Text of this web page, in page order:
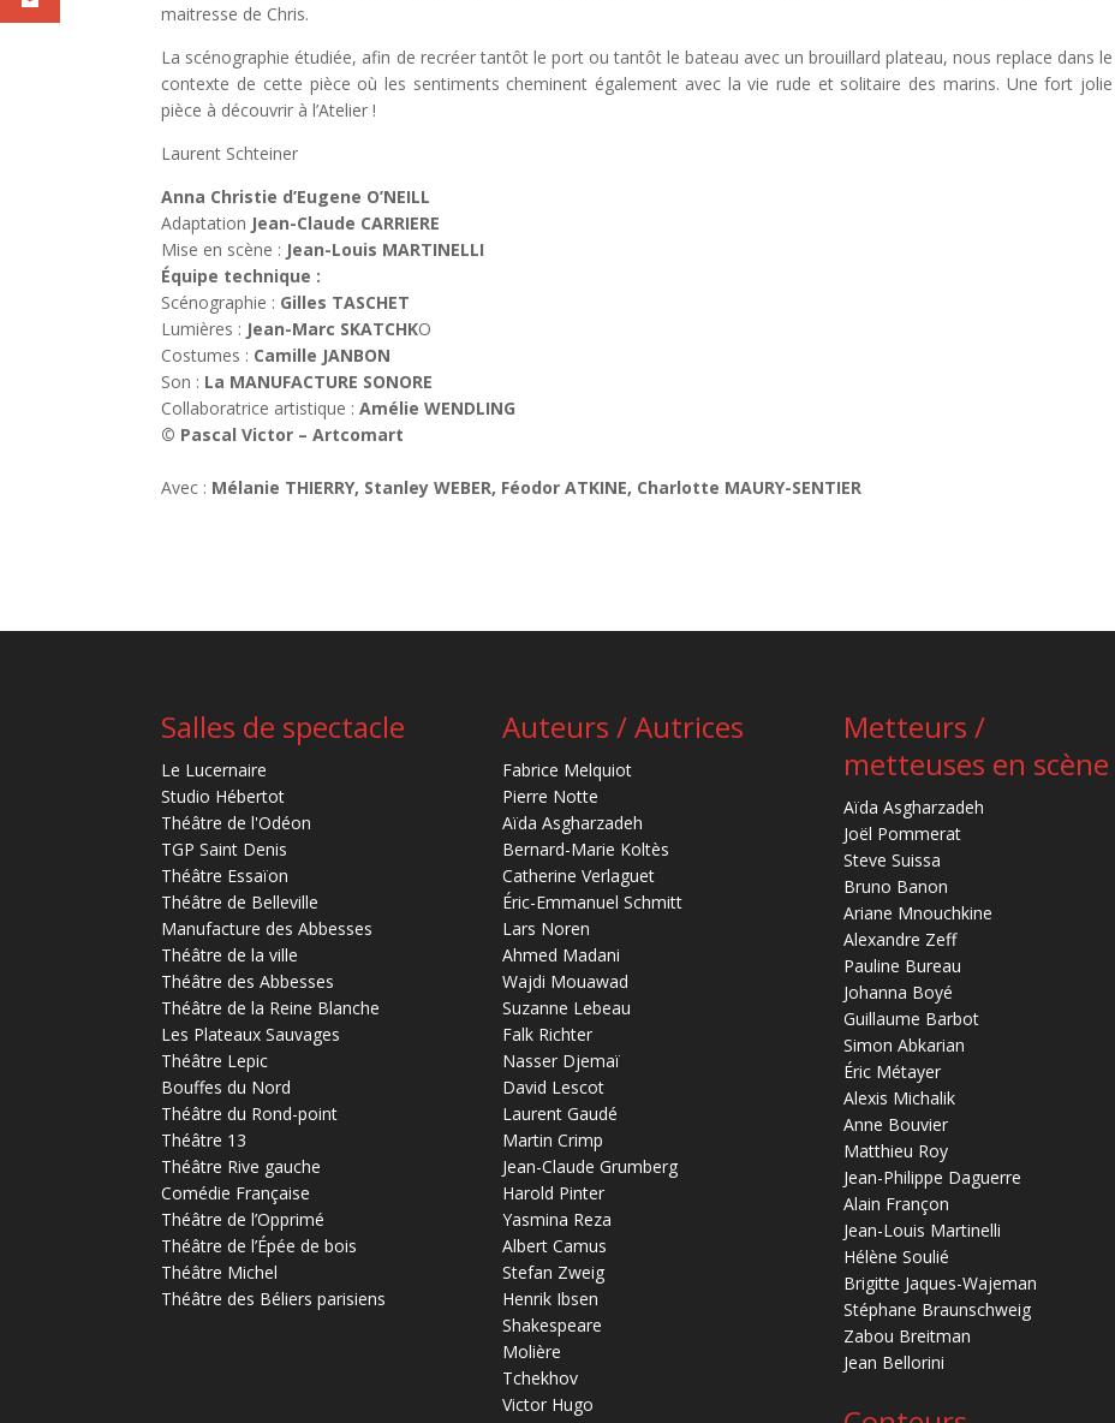
maitresse de Chris.
La scénographie étudiée, afin de recréer tantôt le port ou tantôt le bateau avec un brouillard plateau, nous replace dans le
contexte de cette pièce où les sentiments cheminent également avec la vie rude et solitaire des marins. Une fort jolie
pièce à découvrir à l’Atelier !
Laurent Schteiner
Anna Christie d’Eugene O’NEILL
Adaptation Jean-Claude CARRIERE
Mise en scène : Jean-Louis MARTINELLI
Équipe technique :
Scénographie : Gilles TASCHET
Lumières : Jean-Marc SKATCHKO
Costumes : Camille JANBON
Son : La MANUFACTURE SONORE
Collaboratrice artistique :Amélie WENDLING
© Pascal Victor – Artcomart
Avec : Mélanie THIERRY, Stanley WEBER, Féodor ATKINE, Charlotte MAURY-SENTIER
Salles de spectacle
Le Lucernaire
Studio Hébertot
Théâtre de l'Odéon
TGP Saint Denis
Théâtre Essaïon
Théâtre de Belleville
Manufacture des Abbesses
Théâtre de la ville
Théâtre des Abbesses
Théâtre de la Reine Blanche
Les Plateaux Sauvages
Théâtre Lepic
Bouffes du Nord
Théâtre du Rond-point
Théâtre 13
Théâtre Rive gauche
Comédie Française
Théâtre de l’Opprimé
Théâtre de l’Épée de bois
Théâtre Michel
Théâtre des Béliers parisiens
Auteurs / Autrices
Fabrice Melquiot
Pierre Notte
Aïda Asgharzadeh
Bernard-Marie Koltès
Catherine Verlaguet
Éric-Emmanuel Schmitt
Lars Noren
Ahmed Madani
Wajdi Mouawad
Suzanne Lebeau
Falk Richter
Nasser Djemaï
David Lescot
Laurent Gaudé
Martin Crimp
Jean-Claude Grumberg
Harold Pinter
Yasmina Reza
Albert Camus
Stefan Zweig
Henrik Ibsen
Shakespeare
Molière
Tchekhov
Victor Hugo
Metteurs /
metteuses en scène
Aïda Asgharzadeh
Joël Pommerat
Steve Suissa
Bruno Banon
Ariane Mnouchkine
Alexandre Zeff
Pauline Bureau
Johanna Boyé
Guillaume Barbot
Simon Abkarian
Éric Métayer
Alexis Michalik
Anne Bouvier
Matthieu Roy
Jean-Philippe Daguerre
Alain Françon
Jean-Louis Martinelli
Hélène Soulié
Brigitte Jaques-Wajeman
Stéphane Braunschweig
Zabou Breitman
Jean Bellorini